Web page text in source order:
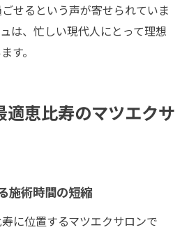
せるという声が寄せられていま
は、忙しい現代人にとって理想
す。
適恵比寿のマツエクサ
施術時間の短縮
に位置するマツエクサロンで